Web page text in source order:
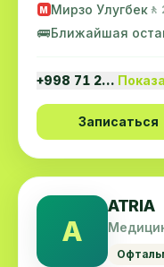
M Мирзо Улугбек 🚶
🚌Ближайшая
+998 71 2…
Записаться
A
ATRIA